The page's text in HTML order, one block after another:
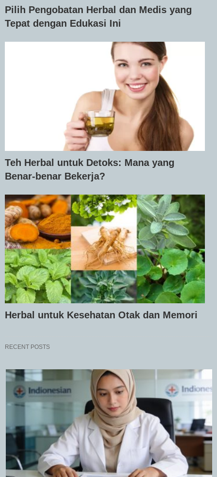
Pilih Pengobatan Herbal dan Medis yang
Tepat dengan Edukasi Ini
Teh Herbal untuk Detoks: Mana yang
Benar-benar Bekerja?
Herbal untuk Kesehatan Otak dan Memori
RECENT POSTS